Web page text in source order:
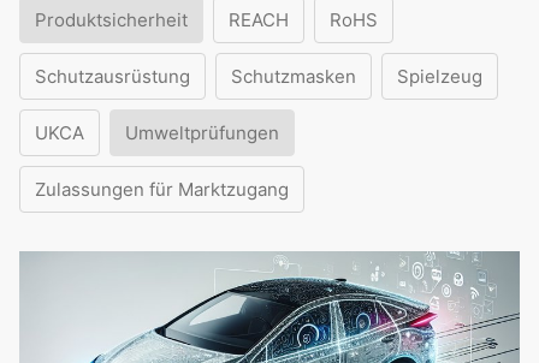
Produktsicherheit REACH RoHS
Schutzausrüstung Schutzmasken Spielzeug
UKCA Umweltprüfungen
Zulassungen für Marktzugang